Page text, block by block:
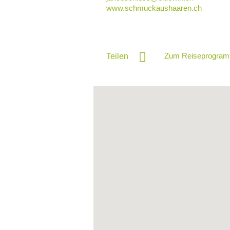
www.schmuckaushaaren.ch
Teilen Zum